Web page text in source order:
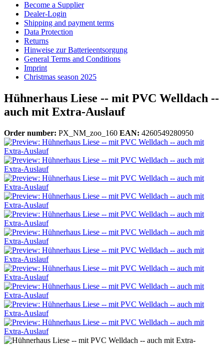
Become a Supplier
Dealer-Login
Shipping and payment terms
Data Protection
Returns
Hinweise zur Batterieentsorgung
General Terms and Conditions
Imprint
Christmas season 2025
Hühnerhaus Liese -- mit PVC Welldach --
auch mit Extra-Auslauf
Order number: PX_NM_zoo_160 EAN: 4260549280950